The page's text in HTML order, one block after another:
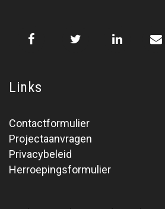
Links
Contactformulier
Projectaanvragen
Privacybeleid
Herroepingsformulier